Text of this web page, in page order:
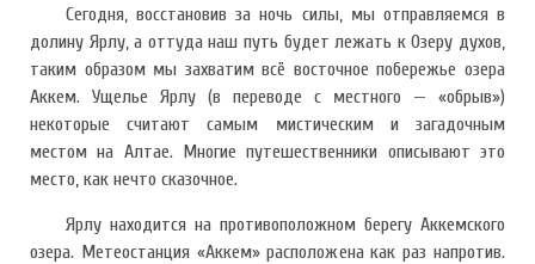
Сегодня, восстановив за ночь силы, мы отправляемся в
долину Ярлу, а оттуда наш путь будет лежать к Озеру духов,
таким образом мы захватим всё восточное побережье озера
Аккем. Ущелье Ярлу (в переводе с местного — «обрыв»)
некоторые считают самым мистическим и загадочным
местом на Алтае. Многие путешественники описывают это
место, как нечто сказочное.
Ярлу находится на противоположном берегу Аккемского
озера. Метеостанция «Аккем» расположена как раз напротив.